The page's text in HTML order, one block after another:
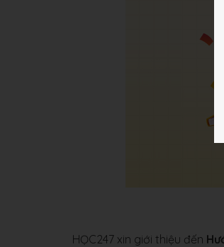
HỌC247 xin giới thiệu đến